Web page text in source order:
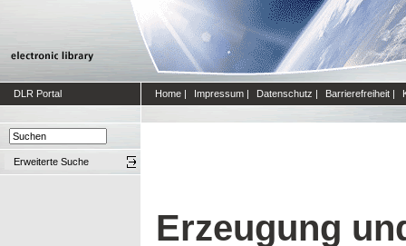
DLR Portal Home | Impressum | Datenschutz | Barrierefreiheit |
Erweiterte Suche
Erzeugung